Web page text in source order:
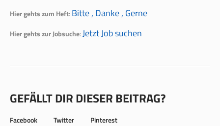
Hier gehts zum Heft: Bitte , Danke , Gerne
Hier gehts zur Jobsuche:Jetzt Job suchen
GEFÄLLT DIR DIESER BEITRAG?
Facebook Twitter Pinterest